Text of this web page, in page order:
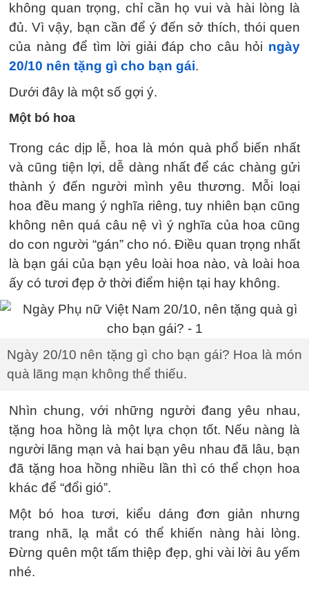
không quan trọng, chỉ cần họ vui và hài lòng là
đủ. Vì vậy, bạn cần để ý đến sở thích, thói quen
của nàng để tìm lời giải đáp cho câu hỏi ngày
20/10 nên tặng gì cho bạn gái.
Dưới đây là một số gợi ý.
Một bó hoa
Trong các dịp lễ, hoa là món quà phổ biến nhất
và cũng tiện lợi, dễ dàng nhất để các chàng gửi
thành ý đến người mình yêu thương. Mỗi loại
hoa đều mang ý nghĩa riêng, tuy nhiên bạn cũng
không nên quá câu nệ vì ý nghĩa của hoa cũng
do con người “gán” cho nó. Điều quan trọng nhất
là bạn gái của bạn yêu loài hoa nào, và loài hoa
ấy có tươi đẹp ở thời điểm hiện tại hay không.
Ngày 20/10 nên tặng gì cho bạn gái? Hoa là món
quà lãng mạn không thể thiếu.
Nhìn chung, với những người đang yêu nhau,
tặng hoa hồng là một lựa chọn tốt. Nếu nàng là
người lãng mạn và hai bạn yêu nhau đã lâu, bạn
đã tặng hoa hồng nhiều lần thì có thể chọn hoa
khác để “đổi gió”.
Một bó hoa tươi, kiểu dáng đơn giản nhưng
trang nhã, lạ mắt có thể khiến nàng hài lòng.
Đừng quên một tấm thiệp đẹp, ghi vài lời âu yếm
nhé.